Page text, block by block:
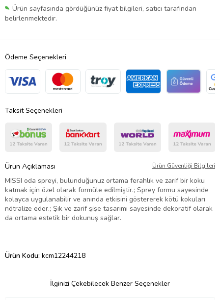
Ürün sayfasında gördüğünüz fiyat bilgileri, satıcı tarafından
belirlenmektedir.
Ödeme Seçenekleri
Taksit Seçenekleri
Ürün Açıklaması Ürün Güvenliği Bilgileri
MISSI oda spreyi, bulunduğunuz ortama ferahlık ve zarif bir koku
katmak için özel olarak formüle edilmiştir.; Sprey formu sayesinde
kolayca uygulanabilir ve anında etkisini göstererek kötü kokuları
nötralize eder.; Şık ve zarif şişe tasarımı sayesinde dekoratif olarak
da ortama estetik bir dokunuş sağlar.
Ürün Kodu: kcm12244218
İlginizi Çekebilecek Benzer Seçenekler